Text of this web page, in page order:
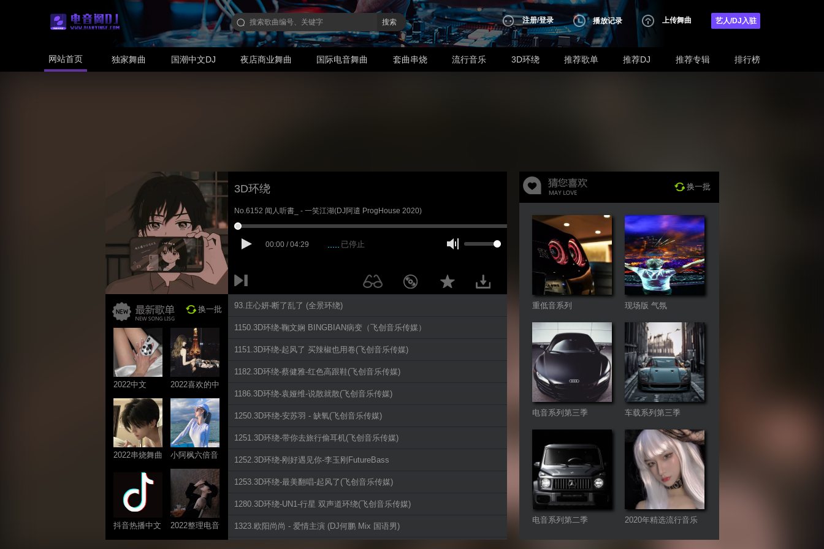
搜索 注册/登录 播放记录 上传舞曲 艺人/DJ入驻
网站首页 独家舞曲 国潮中文DJ 夜店商业舞曲 国际电音舞曲 套曲串烧 流行音乐 3D环绕 推荐歌单 推荐DJ 推荐专辑 排行榜
3D环绕
No.6152 闻人听書_ - 一笑江湖(DJ阿遣 ProgHouse 2020)
00:00 / 04:29 已停止
换一批
2022中文
ProgHouse歌
曲
2022喜欢的中
文DJ舞曲
2022串烧舞曲
小阿枫六倍音
质系列 车载
抖音热播中文
系列
2022整理电音
系列
93.庄心妍-断了乱了 (全景环绕)
1150.3D环绕-鞠文娴 BINGBIAN病变（飞创音乐传媒）
1151.3D环绕-起风了 买辣椒也用卷(飞创音乐传媒)
1182.3D环绕-蔡健雅-红色高跟鞋(飞创音乐传媒)
1186.3D环绕-袁娅维-说散就散(飞创音乐传媒)
1250.3D环绕-安苏羽 - 缺氧(飞创音乐传媒)
1251.3D环绕-带你去旅行偷耳机(飞创音乐传媒)
1252.3D环绕-刚好遇见你-李玉刚FutureBass
1253.3D环绕-最美翻唱-起风了(飞创音乐传媒)
1280.3D环绕-UN1-行星 双声道环绕(飞创音乐传媒)
1323.欧阳尚尚 - 爱情主演 (DJ何鹏 Mix 国语男)
换一批
重低音系列 现场版 气氛
电音系列第三季 车载系列第三季
电音系列第二季
2020年精选流行音乐